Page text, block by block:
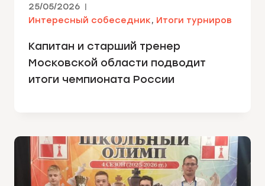
25/05/2026
Интересный собеседник, Итоги турниров
Капитан и старший тренер
Московской области подводит
итоги чемпионата России